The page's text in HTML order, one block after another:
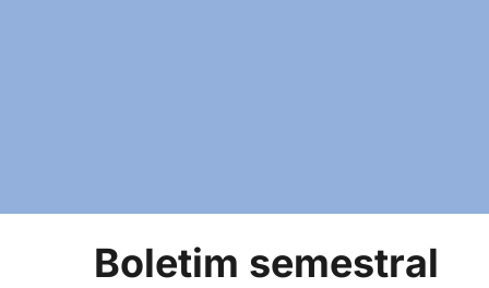
Boletim semestral